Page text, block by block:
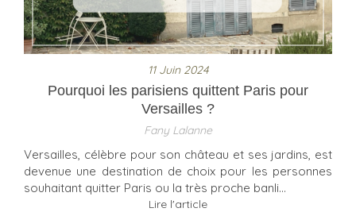
11 Juin 2024
Pourquoi les parisiens quittent Paris pour
Versailles ?
Fany Lalanne
Versailles, célèbre pour son château et ses jardins, est
devenue une destination de choix pour les personnes
souhaitant quitter Paris ou la très proche banli...
Lire l'article